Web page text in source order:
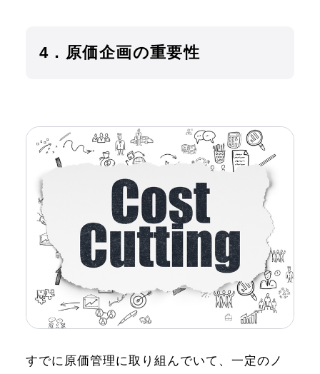
4．原価企画の重要性
すでに原価管理に取り組んでいて、一定のノ